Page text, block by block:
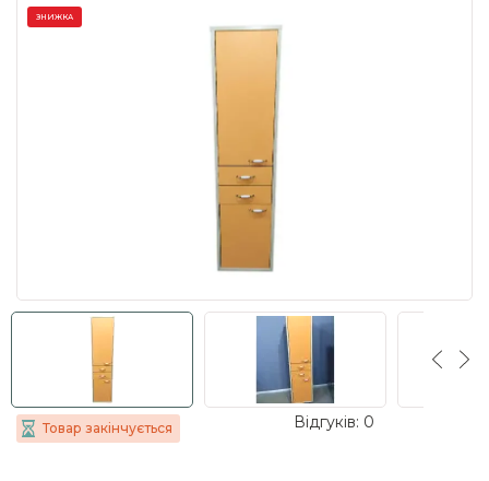
ЗНИЖКА
Товар закінчується Відгуків: 0